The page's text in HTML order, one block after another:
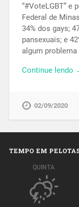
“#VoteLGBT” e
Federal de
34% dos gays;
pansexuais; e
algum problema
Continue lendo
02/09/2020
TEMPO EM
QUINTA